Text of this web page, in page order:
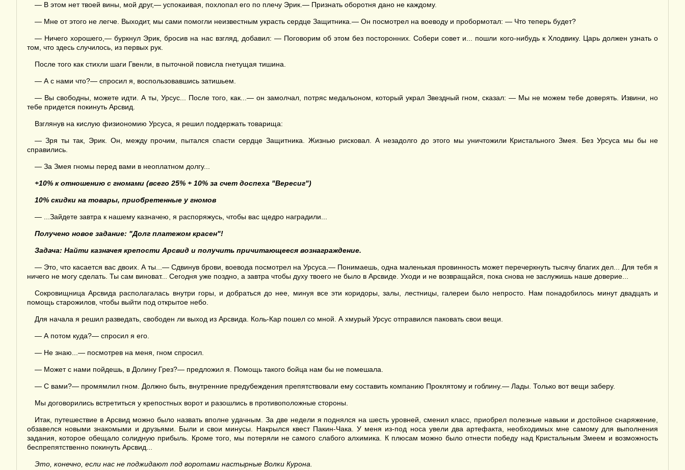
— В этом нет твоей вины, мой друг,— успокаивая, похлопал его по плечу Эрик.— Признать оборотня дано не каждому.
— Мне от этого не легче. Выходит, мы сами помогли неизвестным украсть сердце Защитника.— Он посмотрел на воеводу и пробормотал: — Что теперь будет?
— Ничего хорошего,— буркнул Эрик, бросив на нас взгляд, добавил: — Поговорим об этом без посторонних. Собери совет и... пошли кого-нибудь к Хлодвику. Царь должен узнать о
том, что здесь случилось, из первых рук.
После того как стихли шаги Гвенли, в пыточной повисла гнетущая тишина.
— А с нами что?— спросил я, воспользовавшись затишьем.
— Вы свободны, можете идти. А ты, Урсус... После того, как...— он замолчал, потряс медальоном, который украл Звездный гном, сказал: — Мы не можем тебе доверять. Извини, но
тебе придется покинуть Арсвид.
Взглянув на кислую физиономию Урсуса, я решил поддержать товарища:
— Зря ты так, Эрик. Он, между прочим, пытался спасти сердце Защитника. Жизнью рисковал. А незадолго до этого мы уничтожили Кристального Змея. Без Урсуса мы бы не
справились.
— За Змея гномы перед вами в неоплатном долгу...
+10% к отношению с гномами (всего 25% + 10% за счет доспеха "Вересиг")
10% скидки на товары, приобретенные у гномов
— ...Зайдете завтра к нашему казначею, я распоряжусь, чтобы вас щедро наградили...
Получено новое задание: "Долг платежом красен"!
Задача: Найти казначея крепости Арсвид и получить причитающееся вознаграждение.
— Это, что касается вас двоих. А ты...— Сдвинув брови, воевода посмотрел на Урсуса.— Понимаешь, одна маленькая провинность может перечеркнуть тысячу благих дел... Для тебя я
ничего не могу сделать. Ты сам виноват... Сегодня уже поздно, а завтра чтобы духу твоего не было в Арсвиде. Уходи и не возвращайся, пока снова не заслужишь наше доверие...
Сокровищница Арсвида располагалась внутри горы, и добраться до нее, минуя все эти коридоры, залы, лестницы, галереи было непросто. Нам понадобилось минут двадцать и
помощь старожилов, чтобы выйти под открытое небо.
Для начала я решил разведать, свободен ли выход из Арсвида. Коль-Кар пошел со мной. А хмурый Урсус отправился паковать свои вещи.
— А потом куда?— спросил я его.
— Не знаю...— посмотрев на меня, гном спросил.
— Может с нами пойдешь, в Долину Грез?— предложил я. Помощь такого бойца нам бы не помешала.
— С вами?— промямлил гном. Должно быть, внутренние предубеждения препятствовали ему составить компанию Проклятому и гоблину.— Лады. Только вот вещи заберу.
Мы договорились встретиться у крепостных ворот и разошлись в противоположные стороны.
Итак, путешествие в Арсвид можно было назвать вполне удачным. За две недели я поднялся на шесть уровней, сменил класс, приобрел полезные навыки и достойное снаряжение,
обзавелся новыми знакомыми и друзьями. Были и свои минусы. Накрылся квест Пакин-Чака. У меня из-под носа увели два артефакта, необходимых мне самому для выполнения
задания, которое обещало солидную прибыль. Кроме того, мы потеряли не самого слабого алхимика. К плюсам можно было отнести победу над Кристальным Змеем и возможность
беспрепятственно покинуть Арсвид...
Это, конечно, если нас не поджидают под воротами настырные Волки Курона.